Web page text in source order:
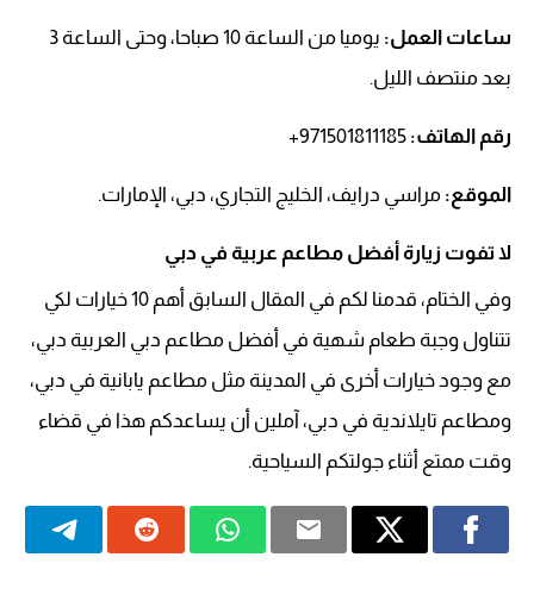
ساعات العمل:
يوميا من الساعة 10 صباحا، وحتى الساعة 3
بعد منتصف الليل.
رقم الهاتف:
971501811185+
الموقع: مراسي درايف، الخليج التجاري، دبي، الإمارات.
لا تفوت زيارة أفضل مطاعم عربية في دبي
وفي الختام، قدمنا لكم في المقال السابق أهم 10 خيارات لكي
تتناول وجبة طعام شهية في أفضل مطاعم دبي العربية دبي،
مع وجود خيارات أخرى في المدينة مثل مطاعم يابانية في دبي،
ومطاعم تايلاندية في دبي، آملين أن يساعدكم هذا في قضاء
وقت ممتع أثناء جولتكم السياحية.